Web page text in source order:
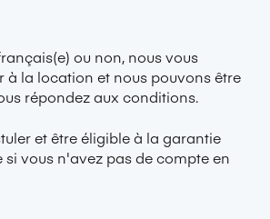
ou non, nous vous
à la location et nous pouvons être
répondez aux conditions.
et être éligible à la garantie
vous n'avez pas de compte en